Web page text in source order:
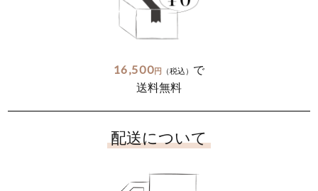
16,500円 （税込） で
送料無料
配送について